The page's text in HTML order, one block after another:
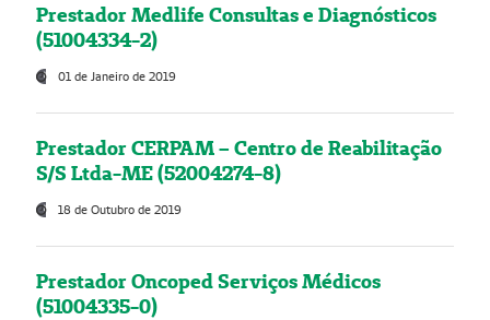
Prestador Medlife Consultas e Diagnósticos
(51004334-2)
01 de Janeiro de 2019
Prestador CERPAM – Centro de Reabilitação
S/S Ltda-ME (52004274-8)
18 de Outubro de 2019
Prestador Oncoped Serviços Médicos
(51004335-0)